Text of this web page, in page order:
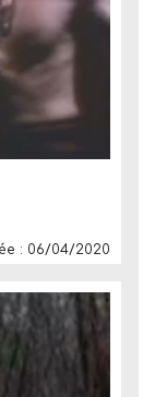
: 06/04/2020